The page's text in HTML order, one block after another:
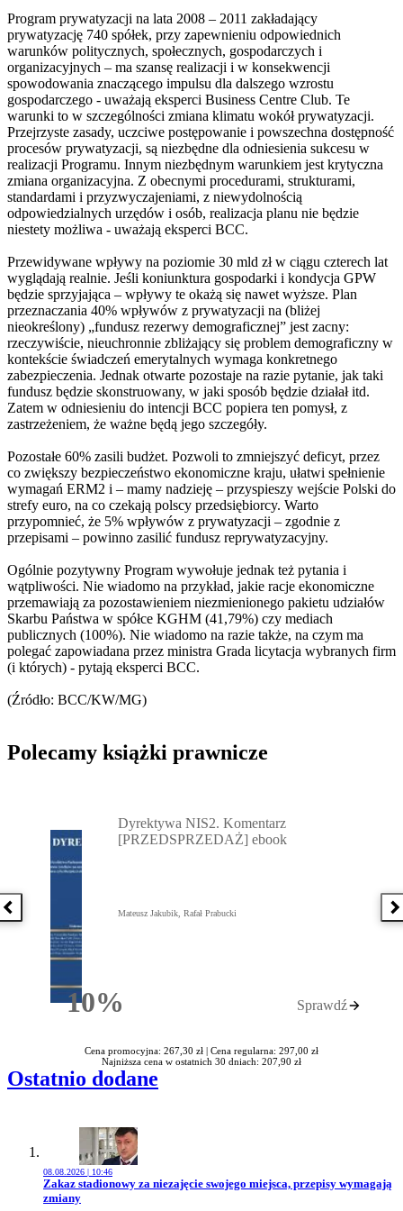
Program prywatyzacji na lata 2008 – 2011 zakładający
prywatyzację 740 spółek, przy zapewnieniu odpowiednich
warunków politycznych, społecznych, gospodarczych i
organizacyjnych – ma szansę realizacji i w konsekwencji
spowodowania znaczącego impulsu dla dalszego wzrostu
gospodarczego - uważają eksperci Business Centre Club. Te
warunki to w szczególności zmiana klimatu wokół prywatyzacji.
Przejrzyste zasady, uczciwe postępowanie i powszechna dostępność
procesów prywatyzacji, są niezbędne dla odniesienia sukcesu w
realizacji Programu. Innym niezbędnym warunkiem jest krytyczna
zmiana organizacyjna. Z obecnymi procedurami, strukturami,
standardami i przyzwyczajeniami, z niewydolnością
odpowiedzialnych urzędów i osób, realizacja planu nie będzie
niestety możliwa - uważają eksperci BCC.
Przewidywane wpływy na poziomie 30 mld zł w ciągu czterech lat
wyglądają realnie. Jeśli koniunktura gospodarki i kondycja GPW
będzie sprzyjająca – wpływy te okażą się nawet wyższe. Plan
przeznaczania 40% wpływów z prywatyzacji na (bliżej
nieokreślony) „fundusz rezerwy demograficznej” jest zacny:
rzeczywiście, nieuchronnie zbliżający się problem demograficzny w
kontekście świadczeń emerytalnych wymaga konkretnego
zabezpieczenia. Jednak otwarte pozostaje na razie pytanie, jak taki
fundusz będzie skonstruowany, w jaki sposób będzie działał itd.
Zatem w odniesieniu do intencji BCC popiera ten pomysł, z
zastrzeżeniem, że ważne będą jego szczegóły.
Pozostałe 60% zasili budżet. Pozwoli to zmniejszyć deficyt, przez
co zwiększy bezpieczeństwo ekonomiczne kraju, ułatwi spełnienie
wymagań ERM2 i – mamy nadzieję – przyspieszy wejście Polski do
strefy euro, na co czekają polscy przedsiębiorcy. Warto
przypomnieć, że 5% wpływów z prywatyzacji – zgodnie z
przepisami – powinno zasilić fundusz reprywatyzacyjny.
Ogólnie pozytywny Program wywołuje jednak też pytania i
wątpliwości. Nie wiadomo na przykład, jakie racje ekonomiczne
przemawiają za pozostawieniem niezmienionego pakietu udziałów
Skarbu Państwa w spółce KGHM (41,79%) czy mediach
publicznych (100%). Nie wiadomo na razie także, na czym ma
polegać zapowiadana przez ministra Grada licytacja wybranych firm
(i których) - pytają eksperci BCC.
(Źródło: BCC/KW/MG)
Polecamy książki prawnicze
Poprzednia książka
10%Rabatu
Dyrektywa NIS2. Komentarz
[PRZEDSPRZEDAŻ] ebook
Mateusz Jakubik, Rafał Prabucki
Sprawdź
Cena promocyjna: 267,30 zł | Cena regularna: 297,00 zł
Najniższa cena w ostatnich 30 dniach: 207,90 zł
Ostatnio dodane
08.08.2026 | 10:46
Przejdź do artykułu:
Zakaz stadionowy za niezajęcie swojego miejsca, przepisy wymagają
zmiany